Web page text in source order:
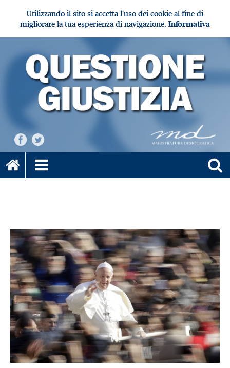
Utilizzando il sito si accetta l'uso dei cookie al fine di
migliorare la tua esperienza di navigazione. Informativa